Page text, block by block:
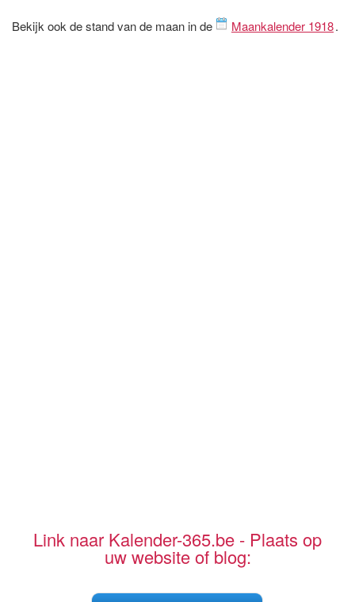
Bekijk ook de stand van de maan in de Maankalender 1918.
Link naar Kalender-365.be - Plaats op
uw website of blog: